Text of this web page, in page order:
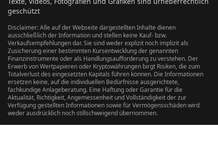
geschützt
Disclaimer: Alle auf der Webseite dargestellten Inhalte dienen
ausschließlich der Information und stellen keine Kauf- bzw.
Verkaufsempfehlungen dar. Sie sind weder explizit noch implizit als
Zusicherung einer bestimmten Kursentwicklung der genannten
Finanzinstrumente oder als Handlungsaufforderung zu verstehen. Der
Erwerb von Wertpapieren oder Kryptowährungen birgt Risiken, die zum
Totalverlust des eingesetzten Kapitals führen können. Die Informationen
ersetzen keine, auf die individuellen Bedürfnisse ausgerichtete,
fachkundige Anlageberatung. Eine Haftung oder Garantie für die
Aktualität, Richtigkeit, Angemessenheit und Vollständigkeit der zur
Verfügung gestellten Informationen sowie für Vermögensschäden wird
weder ausdrücklich noch stillschweigend übernommen.